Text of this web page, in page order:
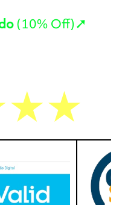
(10% Off)➚